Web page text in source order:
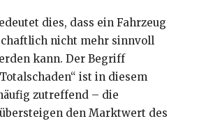
dies, dass ein Fahrzeug
nicht mehr sinnvoll
kann. Der Begriff
ist in diesem
zutreffend – die
den Marktwert des